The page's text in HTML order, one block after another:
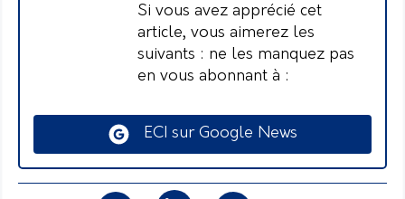
Si vous avez apprécié cet
article, vous aimerez les
suivants : ne les manquez pas
en vous abonnant à :
ECI sur Google News